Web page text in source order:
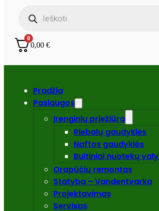
search
0
0,00 €
Pradžia
Paslaugos
Įrenginių priežiūra
Riebalų gaudyklės
Naftos gaudyklės
Buitiniai nuotekų
Orapūčių remontas
Statyba – Vandentvarka
Projektavimas
Servisas